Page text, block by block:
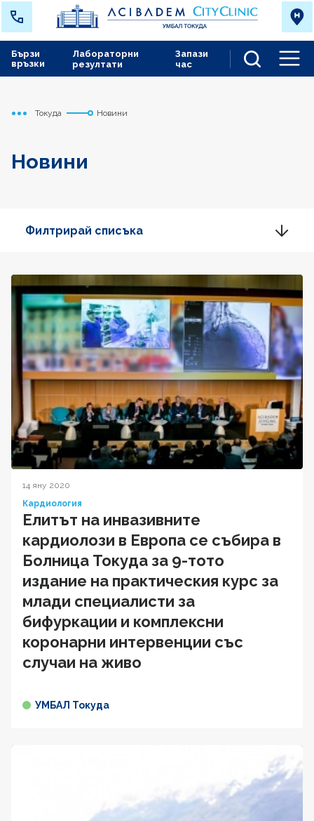
Лабораторни
резултати
Запази
час
Бързи
връзки
Начало
Токуда Новини
Новини
Филтрирай списъка
14 яну 2020
Кардиология
Елитът на инвазивните
кардиолози в Европа се събира в
Болница Токуда за 9-тото
издание на практическия курс за
млади специалисти за
бифуркации и комплексни
коронарни интервенции със
случаи на живо
УМБАЛ Токуда